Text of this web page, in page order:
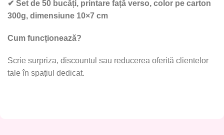
✔ Set de 50 bucăți, printare față verso, color pe carton
300g, dimensiune 10×7 cm
Cum funcționează?
Scrie surpriza, discountul sau reducerea oferită clientelor
tale în spațiul dedicat.